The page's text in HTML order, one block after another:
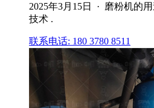
2025年3月15日 · 磨粉机的
技术 .
联系电话: 180 3780 8511